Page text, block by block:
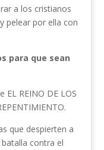
a los cristianos
pelear por ella con
para que sean
EL REINO DE LOS
que despierten a
contra el